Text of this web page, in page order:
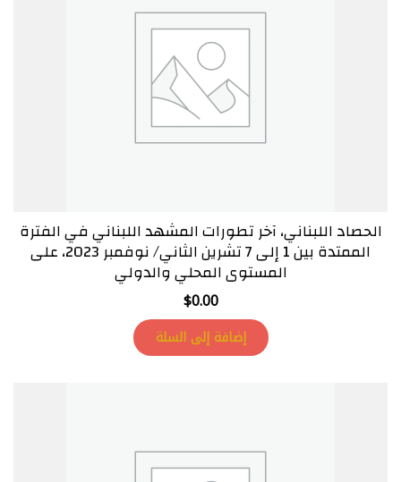
الحصاد اللبناني، آخر تطورات المشهد اللبناني في الفترة
الممتدة بين 1 إلى 7 تشرين الثاني/ نوفمبر 2023، على
المستوى المحلي والدولي
$0.00
إضافة إلى السلة